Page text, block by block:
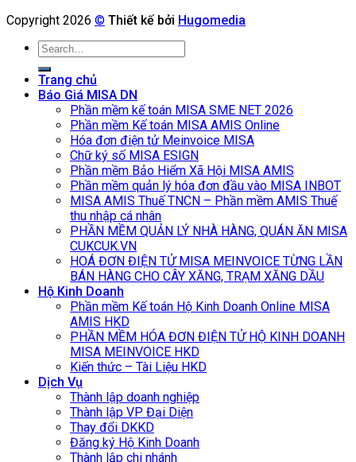
Copyright 2026 © Thiết kế bởi Hugomedia
Search
for:
Trang chủ
Báo Giá MISA DN
Phần mềm kế toán MISA SME NET 2026
Phần mềm Kế toán MISA AMIS Online
Hóa đơn điện tử Meinvoice MISA
Chữ ký số MISA ESIGN
Phần mềm Bảo Hiểm Xã Hội MISA AMIS
Phần mềm quản lý hóa đơn đầu vào MISA INBOT
MISA AMIS Thuế TNCN – Phần mềm AMIS Thuế
thu nhập cá nhân
PHẦN MỀM QUẢN LÝ NHÀ HÀNG, QUÁN ĂN MISA
CUKCUK.VN
HOÁ ĐƠN ĐIỆN TỬ MISA MEINVOICE TỪNG LẦN
BÁN HÀNG CHO CÂY XĂNG, TRẠM XĂNG DẦU
Hộ Kinh Doanh
Phần mềm Kế toán Hộ Kinh Doanh Online MISA
AMIS HKD
PHẦN MỀM HÓA ĐƠN ĐIỆN TỬ HỘ KINH DOANH
MISA MEINVOICE HKD
Kiến thức – Tài Liệu HKD
Dịch Vụ
Thành lập doanh nghiệp
Thành lập VP Đại Diện
Thay đổi DKKD
Đăng ký Hộ Kinh Doanh
Thành lập chi nhánh